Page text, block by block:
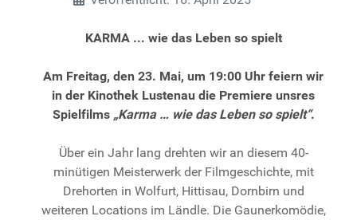
KARMA ... wie das Leben so spielt
Am Freitag, den 23. Mai, um 19:00 Uhr feiern wir
in der Kinothek Lustenau die Premiere unsres
Spielfilms „Karma … wie das Leben so spielt“.
Über ein Jahr lang drehten wir an diesem 40-
minütigen Meisterwerk der Filmgeschichte, mit
Drehorten in Wolfurt, Hittisau, Dornbirn und
weiteren Locations im Ländle. Die Gaunerkomödie,